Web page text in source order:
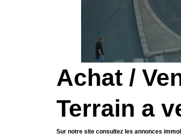
Achat /
Terrain a
Sur notre site consultez les annonces